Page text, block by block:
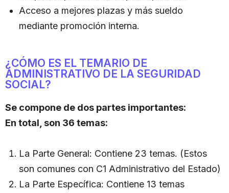
Acceso a mejores plazas y más sueldo
mediante promoción interna.
¿CÓMO ES EL TEMARIO DE
ADMINISTRATIVO DE LA SEGURIDAD
SOCIAL?
Se compone de dos partes importantes:
En total, son 36 temas:
La Parte General: Contiene 23 temas. (Estos
son comunes con C1 Administrativo del Estado)
La Parte Específica: Contiene 13 temas